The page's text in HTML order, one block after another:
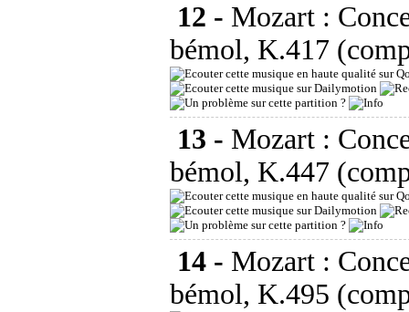
12 - Mozart :
bémol, K.417
13 - Mozart :
bémol, K.447
14 - Mozart :
bémol, K.495